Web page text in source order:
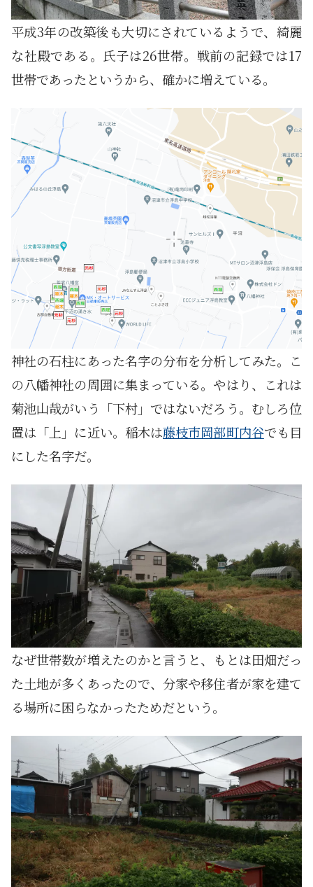
平成3年の改築後も大切にされているようで、綺麗
な社殿である。氏子は26世帯。戦前の記録では17
世帯であったというから、確かに増えている。
神社の石柱にあった名字の分布を分析してみた。こ
の八幡神社の周囲に集まっている。やはり、これは
菊池山哉がいう「下村」ではないだろう。むしろ位
置は「上」に近い。稲木は藤枝市岡部町内谷でも目
にした名字だ。
なぜ世帯数が増えたのかと言うと、もとは田畑だっ
た土地が多くあったので、分家や移住者が家を建て
る場所に困らなかったためだという。